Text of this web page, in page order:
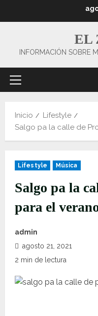
EL
INFORMACIÓN SOBRE
Menú
Inicio
Lifestyle
Salgo pa la calle de
Lifestyle Música
Salgo pa la
para el
admin
agosto 21, 2021
2 min de lectura